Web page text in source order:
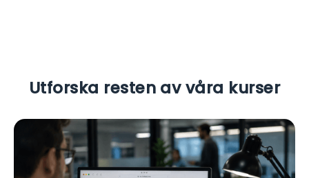
Utforska resten av våra kurser